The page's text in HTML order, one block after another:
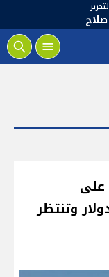
على
360 مليون دولار وتنتظر